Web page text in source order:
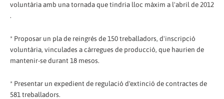
voluntària amb una tornada que tindria lloc màxim a l'abril de 2012
.
* Proposar un pla de reingrés de 150 treballadors, d'inscripció
voluntària, vinculades a càrregues de producció, que haurien de
mantenir-se durant 18 mesos.
* Presentar un expedient de regulació d'extinció de contractes de
581 treballadors.